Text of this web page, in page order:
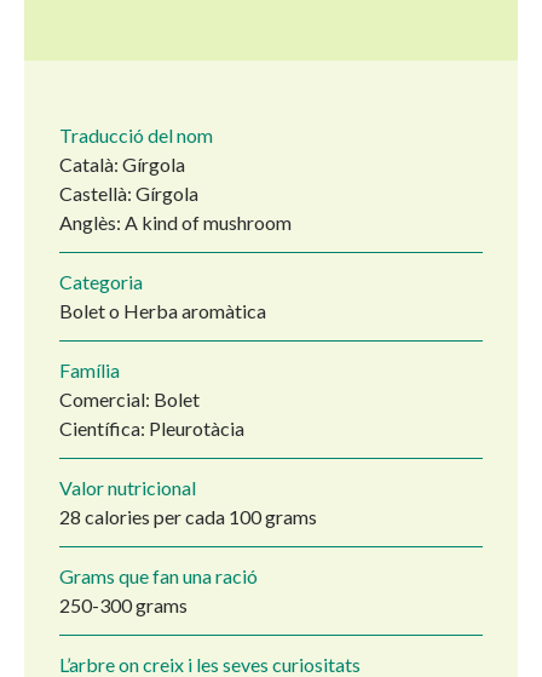
Traducció del nom
Català: Gírgola
Castellà: Gírgola
Anglès: A kind of mushroom
Categoria
Bolet o Herba aromàtica
Família
Comercial: Bolet
Científica: Pleurotàcia
Valor nutricional
28 calories per cada 100 grams
Grams que fan una ració
250-300 grams
L’arbre on creix i les seves curiositats